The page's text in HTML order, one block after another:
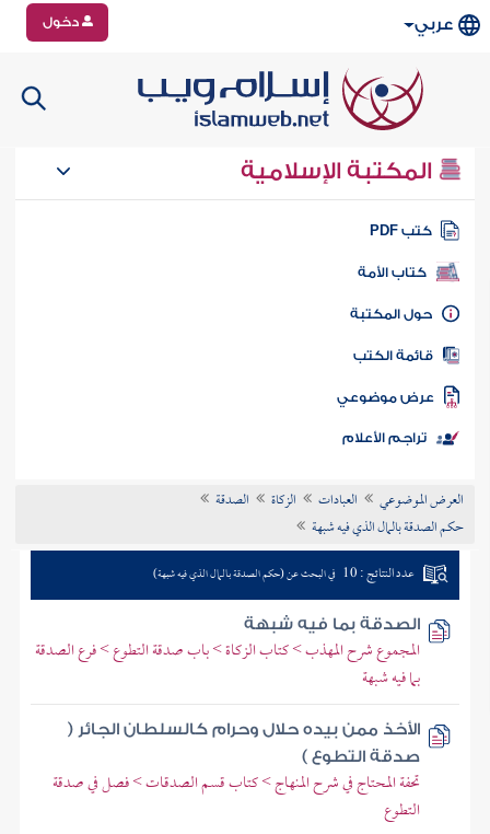
عربي دخول
المكتبة الإسلامية
كتب PDF
كتاب الأمة
المكتبة
الكتب
موضوعي
تراجم الأعلام
العرض الموضوعي العبادات الزكاة
الصدقة
حكم الصدقة بالمال الذي فيه شبهة
عدد النتائج : 10 في البحث عن (حكم الصدقة بالمال الذي فيه شبهة)
الصدقة بما فيه شبهة
المجموع شرح المهذب > كتاب الزكاة > باب صدقة التطوع > فرع الصدقة
بما فيه شبهة
الأخذ ممن بيده حلال وحرام كالسلطان الجائر (
صدقة التطوع )
تحفة المحتاج في شرح المنهاج > كتاب قسم الصدقات > فصل في صدقة
التطوع